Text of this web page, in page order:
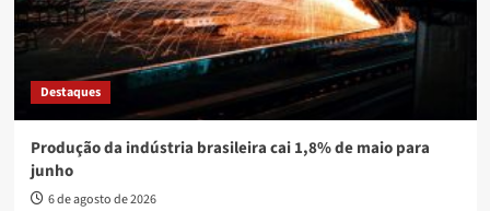
Destaques
Produção da indústria brasileira cai 1,8% de maio para
junho
6 de agosto de 2026